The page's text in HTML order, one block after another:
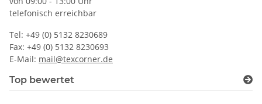
telefonisch erreichbar
Tel: +49 (0) 5132 8230689
Fax: +49 (0) 5132 8230693
E-Mail: mail@texcorner.de
Top bewertet